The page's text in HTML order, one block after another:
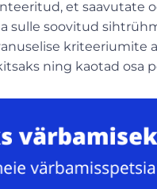
et saavutate
sulle soovitud
kriteeriumite
ning kaotad osa